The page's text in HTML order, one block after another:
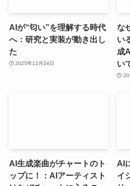
AIが“匂い”を理解する時代
へ：研究と実装が動き出し
た
2025年12月24日
な
い
成
い
AI生成楽曲がチャートのト
ップに！：AIアーティスト
AI
イ